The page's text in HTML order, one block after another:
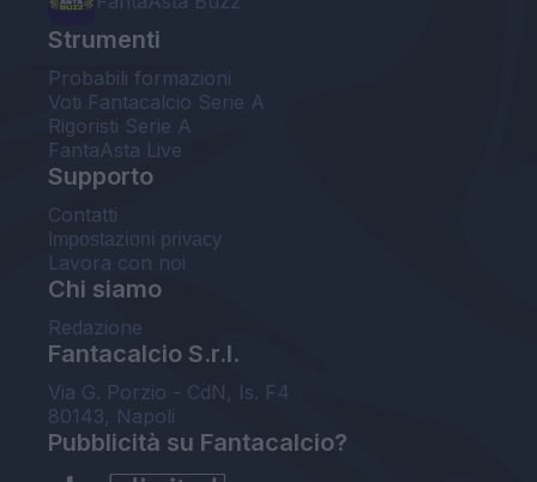
Strumenti
Probabili formazioni
Voti Fantacalcio Serie A
Rigoristi Serie A
FantaAsta Live
Supporto
Contatti
Impostazioni privacy
Lavora con noi
Chi siamo
Redazione
Fantacalcio S.r.l.
Via G. Porzio - CdN, Is. F4
80143, Napoli
Pubblicità su Fantacalcio?